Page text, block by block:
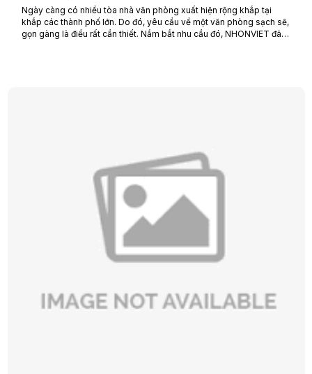
Ngày càng có nhiều tòa nhà văn phòng xuất hiện rộng khắp tại
khắp các thành phố lớn. Do đó, yêu cầu về một văn phòng sạch sẽ,
gọn gàng là điều rất cần thiết. Nắm bắt nhu cầu đó, NHONVIET đã